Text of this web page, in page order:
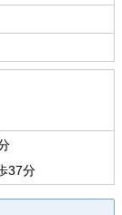
37分